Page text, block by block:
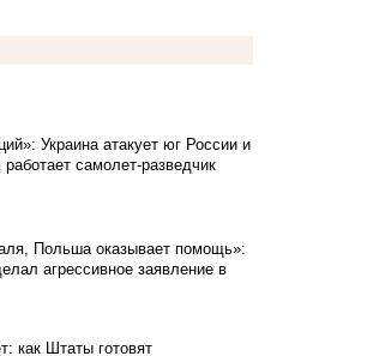
Украина атакует юг России и
самолет-разведчик
Польша оказывает помощь»:
агрессивное заявление в
как Штаты готовят